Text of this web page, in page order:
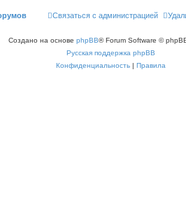
Связаться с администрацией
Создано на основе phpBB® Forum Software ©
Русская поддержка phpBB
Конфиденциальность | Правила